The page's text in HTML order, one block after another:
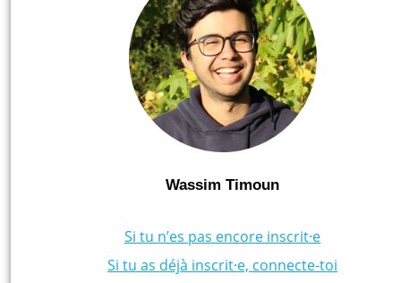
Wassim Timoun
Si tu n’es pas encore inscrit·e
Si tu as déjà inscrit·e, connecte-toi